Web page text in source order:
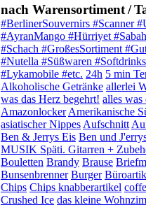
nach Warensortiment /
#BerlinerSouvernirs #Scanner
#AyranMango #Hürriyet
#Schach #GroßesSortiment
#Nutella #Süßwaren
#Lykamobile #etc. 24h 5 min
Alkoholische Getränke allerlei
was das Herz begehrt! alles was
Amazonlocker Amerikanische
asiatischer Nippes Aufschnitt
Ben & Jerrys Eis Ben und
MUSIK Späti. Gitarren +
Bouletten Brandy Brause
Bunsenbrenner Burger
Chips Chips knabberartikel
Crushed Ice das kleine